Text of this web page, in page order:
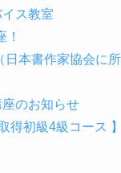
ス教室
本書作家協会に
のお知らせ
得初級4級コース 】